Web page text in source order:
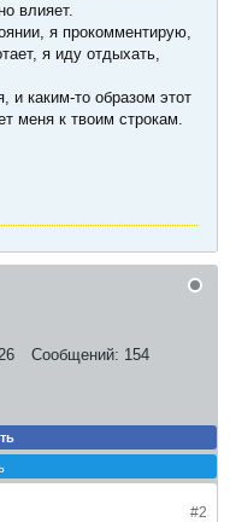
влияет.
я прокомментирую,
я иду отдыхать,
и каким-то образом этот
меня к твоим строкам.
Сообщений: 154
#2